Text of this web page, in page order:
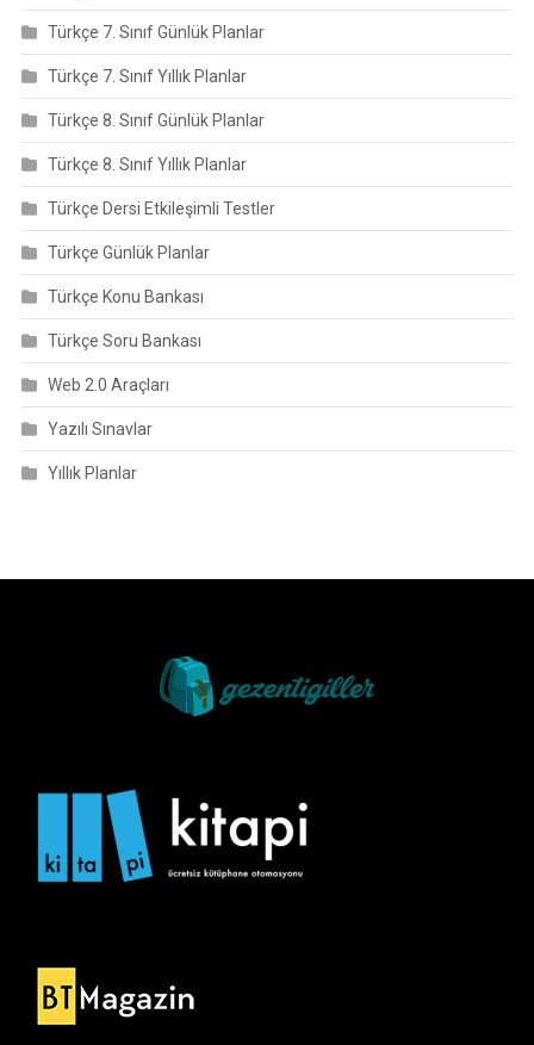
Türkçe 7. Sınıf Günlük Planlar
Türkçe 7. Sınıf Yıllık Planlar
Türkçe 8. Sınıf Günlük Planlar
Türkçe 8. Sınıf Yıllık Planlar
Türkçe Dersi Etkileşimli Testler
Türkçe Günlük Planlar
Türkçe Konu Bankası
Türkçe Soru Bankası
Web 2.0 Araçları
Yazılı Sınavlar
Yıllık Planlar